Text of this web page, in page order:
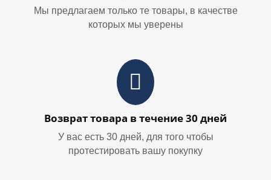
Мы предлагаем только те товары, в качестве
которых мы уверены
Возврат товара в течение 30 дней
У вас есть 30 дней, для того чтобы
протестировать вашу покупку